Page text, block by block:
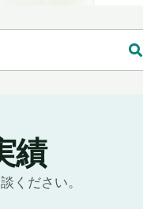
績
ください。